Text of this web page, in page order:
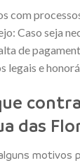
com
Caso seja
de
legais e
das
motivos